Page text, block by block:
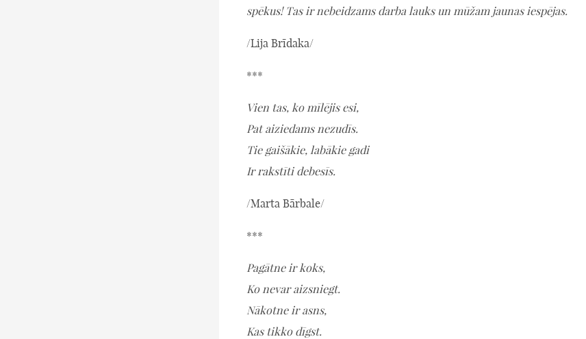
spēkus! Tas ir nebeidzams darba lauks un mūžam jaunas iespējas.
/Lija Brīdaka/
***
Vien tas, ko mīlējis esi,
Pat aiziedams nezudīs.
Tie gaišākie, labākie gadi
Ir rakstīti debesīs.
/Marta Bārbale/
***
Pagātne ir koks,
Ko nevar aizsniegt.
Nākotne ir asns,
Kas tikko dīgst.